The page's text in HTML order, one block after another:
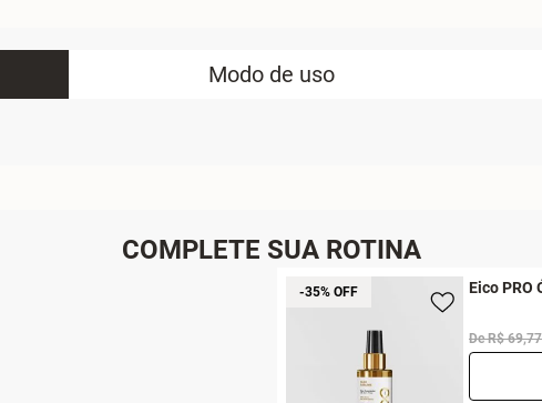
Modo de uso
COMPLETE SUA ROTINA
-35% OFF Eico PRO
De R$ 69,77